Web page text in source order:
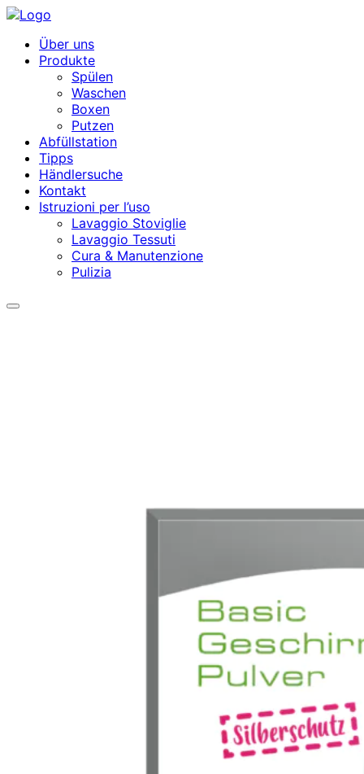
Über uns
Produkte
Spülen
Waschen
Boxen
Putzen
Abfüllstation
Tipps
Händlersuche
Kontakt
Istruzioni per l’uso
Lavaggio Stoviglie
Lavaggio Tessuti
Cura & Manutenzione
Pulizia